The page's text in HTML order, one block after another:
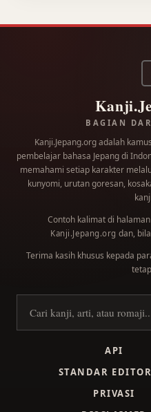
BAGIAN
Kanji.Jepang.org adalah
pembelajar bahasa Jepang di
memahami setiap karakter
kunyomi, urutan goresan,
Contoh kalimat di
Kanji.Jepang.org dan,
Terima kasih khusus kepada
Cari kanji
API
STANDAR
PRIVASI